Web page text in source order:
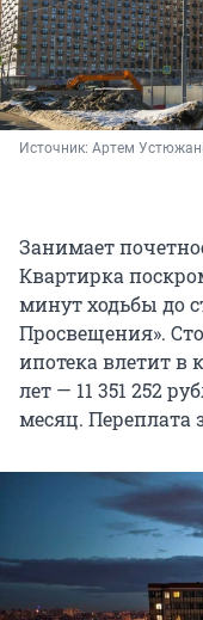
Источник: Артем
Занимает
Квартирка
минут ходьбы до
Просвещения».
ипотека влетит в
лет — 11 351 252
месяц. Переплата